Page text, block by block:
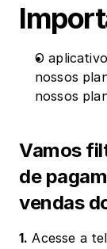
O
nossos
nossos
Vamos
de
vendas
1. Acesse a